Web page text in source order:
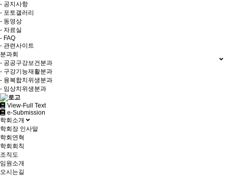
- 공지사항
- 포토갤러리
- 동영상
- 자료실
- FAQ
- 관련사이트
분과회
- 공공구강보건분과
- 구강기능재활분과
- 융복합치위생분과
- 임상치위생분과
View-Full Text
e-Submission
학회소개
학회장 인사말
학회연혁
학회회칙
조직도
임원소개
오시는길